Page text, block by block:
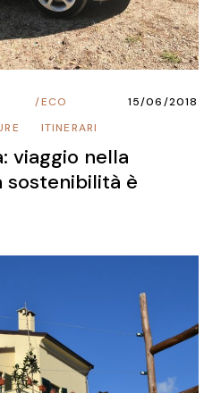
ECO
ITINERARI
/ 15/06/2018
viaggio nella
sostenibilità è